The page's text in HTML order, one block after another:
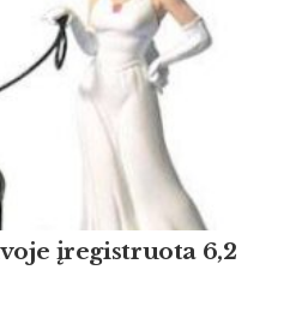
įregistruota 6,2